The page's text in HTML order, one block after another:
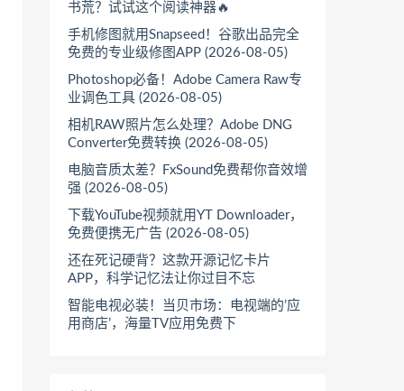
书荒？试试这个阅读神器🔥
手机修图就用Snapseed！谷歌出品完全
免费的专业级修图APP (2026-08-05)
Photoshop必备！Adobe Camera Raw专
业调色工具 (2026-08-05)
相机RAW照片怎么处理？Adobe DNG
Converter免费转换 (2026-08-05)
电脑音质太差？FxSound免费帮你音效增
强 (2026-08-05)
下载YouTube视频就用YT Downloader，
免费便携无广告 (2026-08-05)
还在死记硬背？这款开源记忆卡片
APP，科学记忆法让你过目不忘
智能电视必装！当贝市场：电视端的’应
用商店’，海量TV应用免费下